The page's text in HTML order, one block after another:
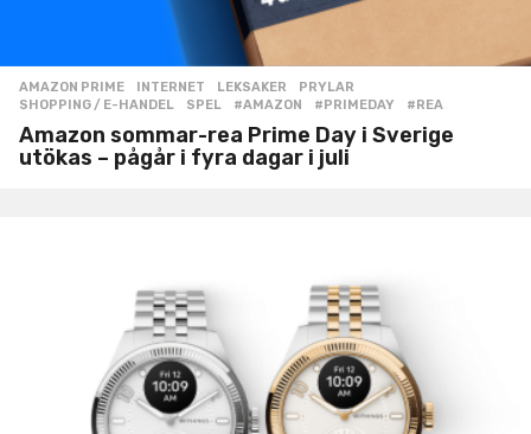
AMAZON PRIME ,INTERNET ,LEKSAKER ,PRYLAR
SHOPPING / E-HANDEL
,SPEL #AMAZON ,#PRIMEDAY ,#REA
Amazon sommar-rea Prime Day i Sverige
utökas – pågår i fyra dagar i juli